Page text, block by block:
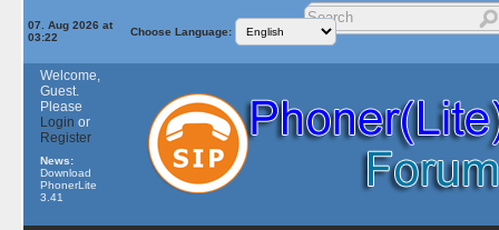
07. Aug 2026 at
03:22
Choose Language:
Welcome,
Guest.
Please
Login or
Register
News:
Download
PhonerLite
3.41